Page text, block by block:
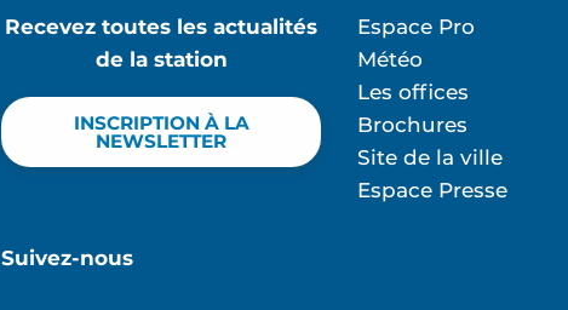
Recevez toutes les actualités
de la station
INSCRIPTION À LA
NEWSLETTER
Suivez-nous
Espace Pro
Météo
Les offices
Brochures
Site de la ville
Espace Presse